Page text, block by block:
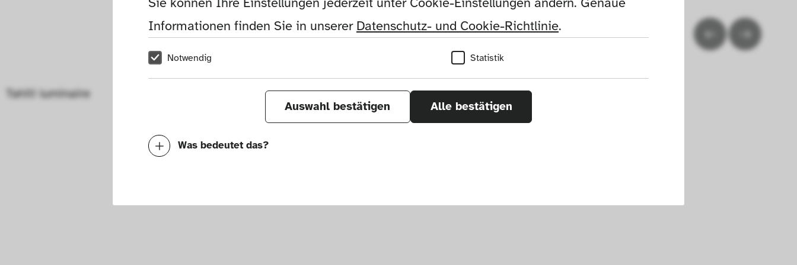
Informationen finden Sie in unserer Datenschutz- und Cookie-Richtlinie.
Notwendig Statistik
Auswahl bestätigen Alle bestätigen
Was bedeutet das?
Tahiti luminaire Shelf Carlton